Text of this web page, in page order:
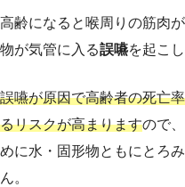
高齢になると喉周りの筋肉
物が気管に入る誤嚥を起こ
誤嚥が原因で高齢者の死亡
るリスクが高まりますので
めに水・固形物ともにとろ
ん。